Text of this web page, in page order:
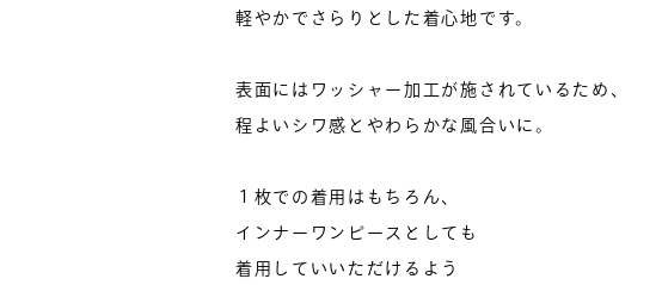
軽やかでさらりとした着心地です。
表面にはワッシャー加工が施されているため、
程よいシワ感とやわらかな風合いに。
１枚での着用はもちろん、
インナーワンピースとしても
着用していいただけるよう